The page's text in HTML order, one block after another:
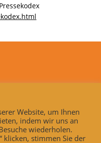
Website, um Ihnen
indem wir uns an
wiederholen.
klicken, stimmen Sie der